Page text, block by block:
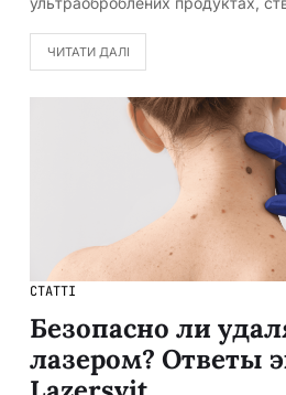
ЧИТАТИ ДАЛІ
СТАТТІ
Безопасно ли
лазером? Ответы